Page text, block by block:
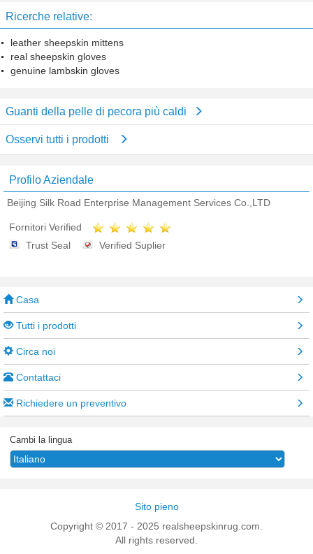
Ricerche relative:
leather sheepskin mittens
real sheepskin gloves
genuine lambskin gloves
Guanti della pelle di pecora più caldi
Osservi tutti i prodotti
Profilo Aziendale
Beijing Silk Road Enterprise Management Services Co.,LTD
Fornitori Verified
Trust Seal
Verified Suplier
Casa
Tutti i prodotti
Circa noi
Contattaci
Richiedere un preventivo
Cambi la lingua
Sito pieno
Copyright © 2017 - 2025 realsheepskinrug.com.
All rights reserved.